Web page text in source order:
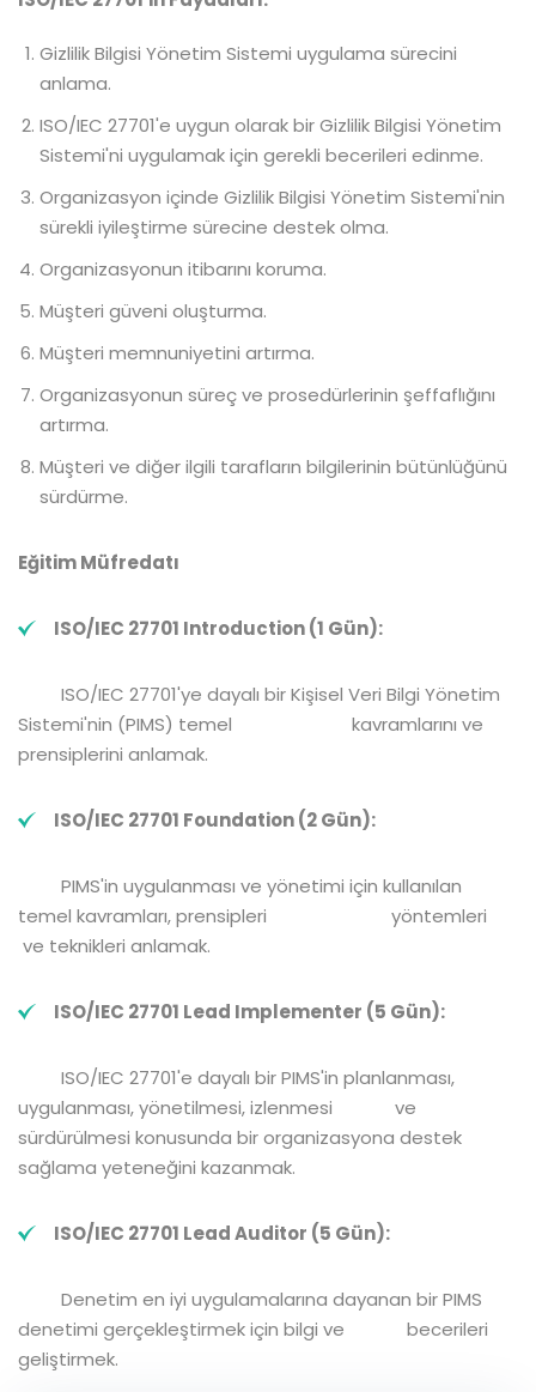
Gizlilik Bilgisi Yönetim Sistemi uygulama sürecini
anlama.
ISO/IEC 27701'e uygun olarak bir Gizlilik Bilgisi Yönetim
Sistemi'ni uygulamak için gerekli becerileri edinme.
Organizasyon içinde Gizlilik Bilgisi Yönetim Sistemi'nin
sürekli iyileştirme sürecine destek olma.
Organizasyonun itibarını koruma.
Müşteri güveni oluşturma.
Müşteri memnuniyetini artırma.
Organizasyonun süreç ve prosedürlerinin şeffaflığını
artırma.
Müşteri ve diğer ilgili tarafların bilgilerinin bütünlüğünü
sürdürme.
Eğitim Müfredatı
ISO/IEC 27701 Introduction (1 Gün):
ISO/IEC 27701'ye dayalı bir Kişisel Veri Bilgi Yönetim
Sistemi'nin (PIMS) temel kavramlarını ve
prensiplerini anlamak.
ISO/IEC 27701 Foundation (2 Gün):
PIMS'in uygulanması ve yönetimi için kullanılan
temel kavramları, prensipleri yöntemleri
ve teknikleri anlamak.
ISO/IEC 27701 Lead Implementer (5 Gün):
ISO/IEC 27701'e dayalı bir PIMS'in planlanması,
uygulanması, yönetilmesi, izlenmesi ve
sürdürülmesi konusunda bir organizasyona destek
sağlama yeteneğini kazanmak.
ISO/IEC 27701 Lead Auditor (5 Gün):
Denetim en iyi uygulamalarına dayanan bir PIMS
denetimi gerçekleştirmek için bilgi ve becerileri
geliştirmek.